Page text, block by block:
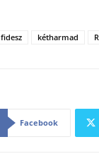
fidesz kétharmad
Facebook